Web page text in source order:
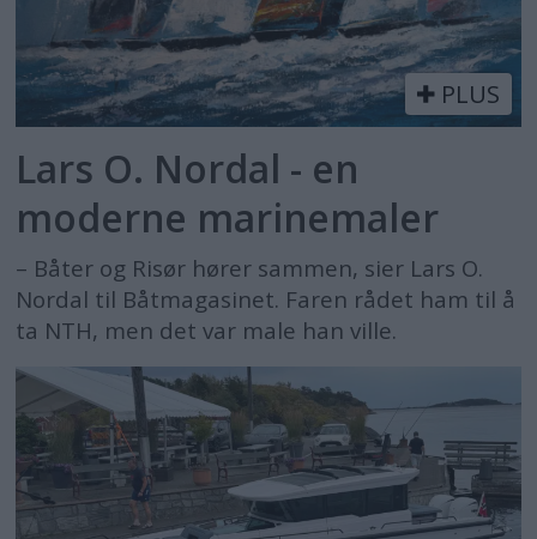
PLUS
Lars O. Nordal - en
moderne marinemaler
– Båter og Risør hører sammen, sier Lars O.
Nordal til Båtmagasinet. Faren rådet ham til å
ta NTH, men det var male han ville.